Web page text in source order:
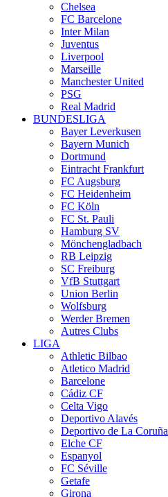
Chelsea
FC Barcelone
Inter Milan
Juventus
Liverpool
Marseille
Manchester United
PSG
Real Madrid
BUNDESLIGA
Bayer Leverkusen
Bayern Munich
Dortmund
Eintracht Frankfurt
FC Augsburg
FC Heidenheim
FC Köln
FC St. Pauli
Hamburg SV
Mönchengladbach
RB Leipzig
SC Freiburg
VfB Stuttgart
Union Berlin
Wolfsburg
Werder Bremen
Autres Clubs
LIGA
Athletic Bilbao
Atletico Madrid
Barcelone
Cádiz CF
Celta Vigo
Deportivo Alavés
Deportivo de La Coruña
Elche CF
Espanyol
FC Séville
Getafe
Girona